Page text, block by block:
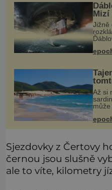
Mizí
Jižně
Až si
může
do
to byl
Sjezdovky z Čertovy
černou jsou slušně
ale to víte, kilometry